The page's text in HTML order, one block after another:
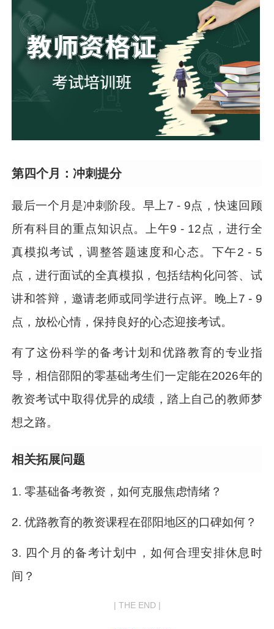
第四个月：冲刺提分
最后一个月是冲刺阶段。早上7 - 9点，快速回顾
所有科目的重点知识点。上午9 - 12点，进行全
真模拟考试，调整答题速度和心态。下午2 - 5
点，进行面试的全真模拟，包括结构化问答、试
讲和答辩，邀请老师或同学进行点评。晚上7 - 9
点，放松心情，保持良好的心态迎接考试。
有了这份科学的备考计划和优路教育的专业指
导，相信邵阳的零基础考生们一定能在2026年的
教资考试中取得优异的成绩，踏上自己的教师梦
想之路。
相关拓展问题
1. 零基础备考教资，如何克服焦虑情绪？
2. 优路教育的教资课程在邵阳地区的口碑如何？
3. 四个月的备考计划中，如何合理安排休息时
间？
| THE END |